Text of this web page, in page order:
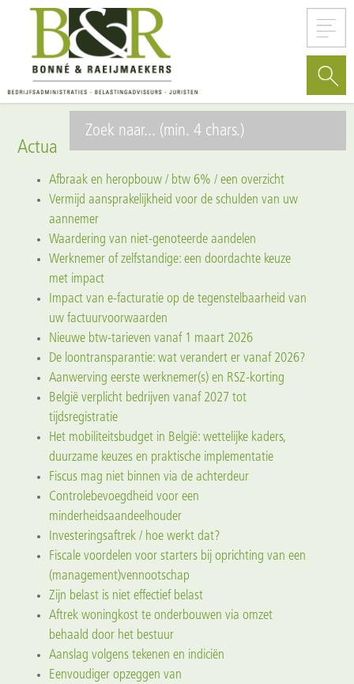
Actua
Afbraak en heropbouw / btw 6% / een overzicht
Vermijd aansprakelijkheid voor de schulden van uw
aannemer
Waardering van niet-genoteerde aandelen
Werknemer of zelfstandige: een doordachte keuze
met impact
Impact van e-facturatie op de tegenstelbaarheid van
uw factuurvoorwaarden
Nieuwe btw-tarieven vanaf 1 maart 2026
De loontransparantie: wat verandert er vanaf 2026?
Aanwerving eerste werknemer(s) en RSZ-korting
België verplicht bedrijven vanaf 2027 tot
tijdsregistratie
Het mobiliteitsbudget in België: wettelijke kaders,
duurzame keuzes en praktische implementatie
Fiscus mag niet binnen via de achterdeur
Controlebevoegdheid voor een
minderheidsaandeelhouder
Investeringsaftrek / hoe werkt dat?
Fiscale voordelen voor starters bij oprichting van een
(management)vennootschap
Zijn belast is niet effectief belast
Aftrek woningkost te onderbouwen via omzet
behaald door het bestuur
Aanslag volgens tekenen en indiciën
Eenvoudiger opzeggen van